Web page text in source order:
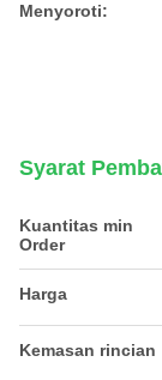
Menyoroti:
Syarat
Kuantitas min
Order
Harga
Kemasan rincian